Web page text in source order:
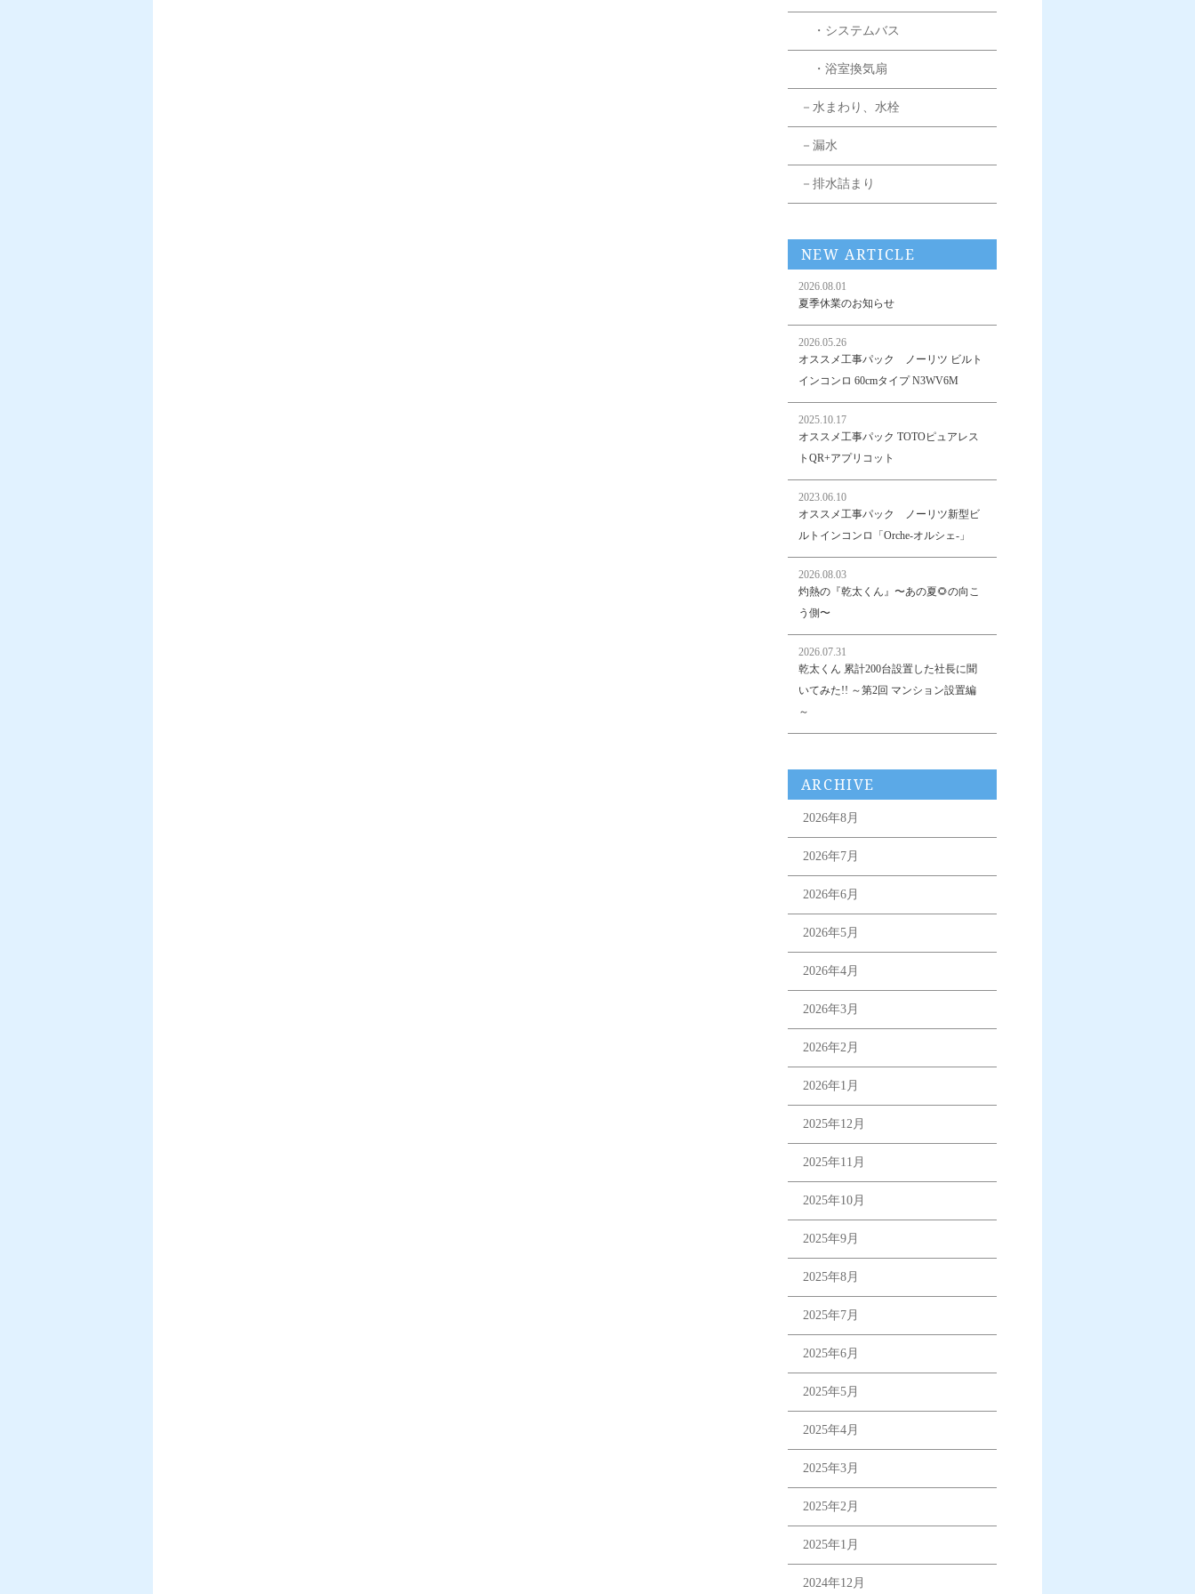
・システムバス
・浴室換気扇
－水まわり、水栓
－漏水
－排水詰まり
NEW ARTICLE
2026.08.01
夏季休業のお知らせ
2026.05.26
オススメ工事パック ノーリツ ビルト
インコンロ 60cmタイプ N3WV6M
2025.10.17
オススメ工事パック TOTOピュアレス
トQR+アプリコット
2023.06.10
オススメ工事パック ノーリツ新型ビ
ルトインコンロ「Orche-オルシェ-」
2026.08.03
灼熱の『乾太くん』〜あの夏🌻の向こ
う側〜
2026.07.31
乾太くん 累計200台設置した社長に聞
いてみた!! ～第2回 マンション設置編
～
ARCHIVE
2026年8月
2026年7月
2026年6月
2026年5月
2026年4月
2026年3月
2026年2月
2026年1月
2025年12月
2025年11月
2025年10月
2025年9月
2025年8月
2025年7月
2025年6月
2025年5月
2025年4月
2025年3月
2025年2月
2025年1月
2024年12月